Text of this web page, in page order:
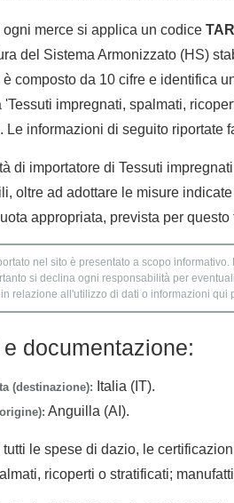
merce si applica un codice
del Sistema Armonizzato (HS)
composto da 10 cifre e identifica
impregnati, spalmati,
. Le informazioni di seguito riportate
di importatore di Tessuti
oltre ad adottare le misure
appropriata, prevista per questo
nel sito è presentato a scopo
si declina ogni responsabilità per
relazione all'utilizzo di dati o informazioni
documentazione:
(destinazione): Italia (IT).
Anguilla (AI).
le spese di dazio, le
ricoperti o stratificati;